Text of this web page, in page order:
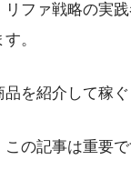
ファ戦略の実践
。
品を紹介して稼
の記事は重要で